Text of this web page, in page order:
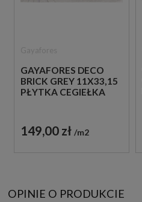
GAYAFORES DECO
BRICK GREY 11X33,15
PŁYTKA CEGIEŁKA
149,00 zł m2
OPINIE O PRODUKCIE